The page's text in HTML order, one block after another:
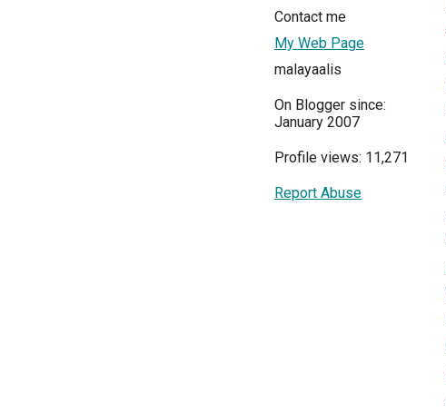
Contact me
My Web Page
malayaalis
On Blogger since:
January 2007
Profile views: 11,271
Report Abuse